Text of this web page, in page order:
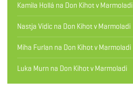
Kamila Hollá na Don Kihot v Marmoladi
Nastja Vidic na Don Kihot v Marmoladi
Miha Furlan na Don Kihot v Marmoladi
Luka Murn na Don Kihot v Marmoladi